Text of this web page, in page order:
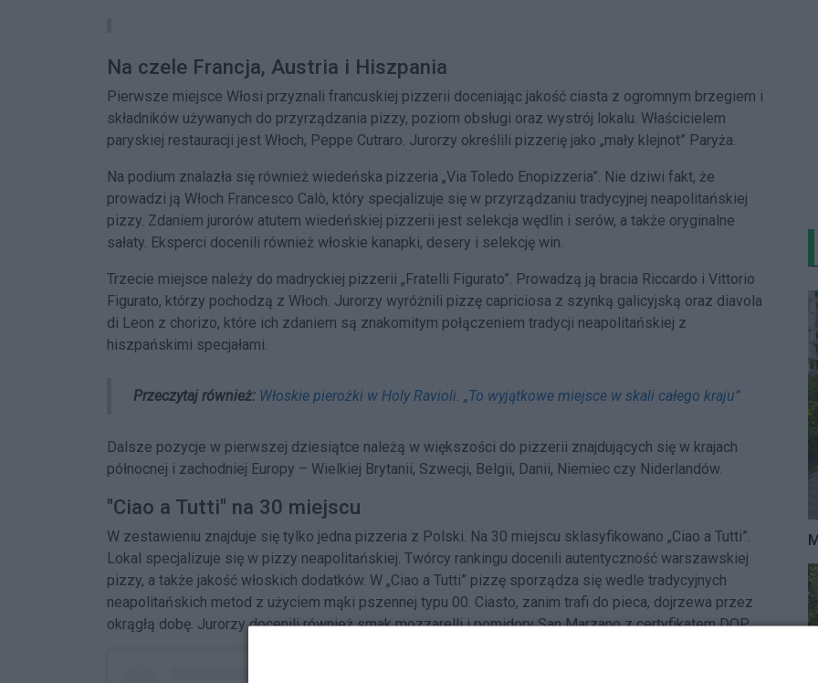
Na czele Francja, Austria i Hiszpania
Pierwsze miejsce Włosi przyznali francuskiej pizzerii doceniając jakość ciasta z ogromnym brzegiem i
składników używanych do przyrządzania pizzy, poziom obsługi oraz wystrój lokalu. Właścicielem
paryskiej restauracji jest Włoch, Peppe Cutraro. Jurorzy określili pizzerię jako „mały klejnot” Paryża.
Na podium znalazła się również wiedeńska pizzeria „Via Toledo Enopizzeria”. Nie dziwi fakt, że
prowadzi ją Włoch Francesco Calò, który specjalizuje się w przyrządzaniu tradycyjnej neapolitańskiej
pizzy. Zdaniem jurorów atutem wiedeńskiej pizzerii jest selekcja wędlin i serów, a także oryginalne
sałaty. Eksperci docenili również włoskie kanapki, desery i selekcję win.
Trzecie miejsce należy do madryckiej pizzerii „Fratelli Figurato”. Prowadzą ją bracia Riccardo i Vittorio
Figurato, którzy pochodzą z Włoch. Jurorzy wyróżnili pizzę capriciosa z szynką galicyjską oraz diavola
di Leon z chorizo, które ich zdaniem są znakomitym połączeniem tradycji neapolitańskiej z
hiszpańskimi specjałami.
Przeczytaj również: Włoskie pierożki w Holy Ravioli. „To wyjątkowe miejsce w skali całego kraju”
Dalsze pozycje w pierwszej dziesiątce należą w większości do pizzerii znajdujących się w krajach
północnej i zachodniej Europy – Wielkiej Brytanii, Szwecji, Belgii, Danii, Niemiec czy Niderlandów.
"Ciao a Tutti" na 30 miejscu
W zestawieniu znajduje się tylko jedna pizzeria z Polski. Na 30 miejscu sklasyfikowano „Ciao a Tutti”.
Lokal specjalizuje się w pizzy neapolitańskiej. Twórcy rankingu docenili autentyczność warszawskiej
pizzy, a także jakość włoskich dodatków. W „Ciao a Tutti” pizzę sporządza się wedle tradycyjnych
neapolitańskich metod z użyciem mąki pszennej typu 00. Ciasto, zanim trafi do pieca, dojrzewa przez
okrągłą dobę. Jurorzy docenili również smak mozzarelli i pomidory San Marzano z certyfikatem DOP.